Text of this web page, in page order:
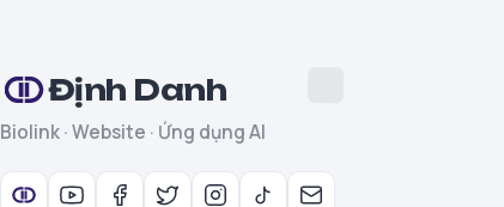
Định Danh
Biolink · Website · Ứng dụng AI